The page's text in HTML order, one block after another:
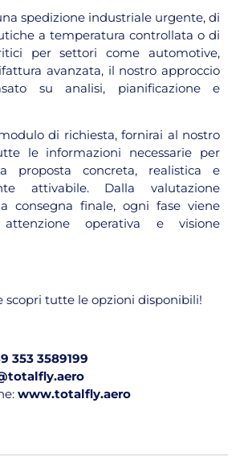
spedizione industriale urgente, di
a temperatura controllata o di
per settori come automotive,
avanzata, il nostro approccio
su analisi, pianificazione e
di richiesta, fornirai al nostro
le informazioni necessarie per
proposta concreta, realistica e
attivabile. Dalla valutazione
consegna finale, ogni fase viene
operativa e visione
scopri tutte le opzioni disponibili!
353 3589199
www.totalfly.aero